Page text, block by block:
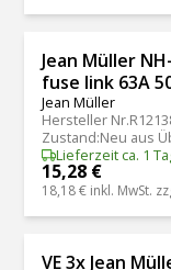
Jean Müller
fuse link 63A
Jean Müller
Hersteller Nr.
Zustand:Neu aus
Lieferzeit ca. 1
15,28 €
18,18 € inkl. MwSt.
VE 3x Jean